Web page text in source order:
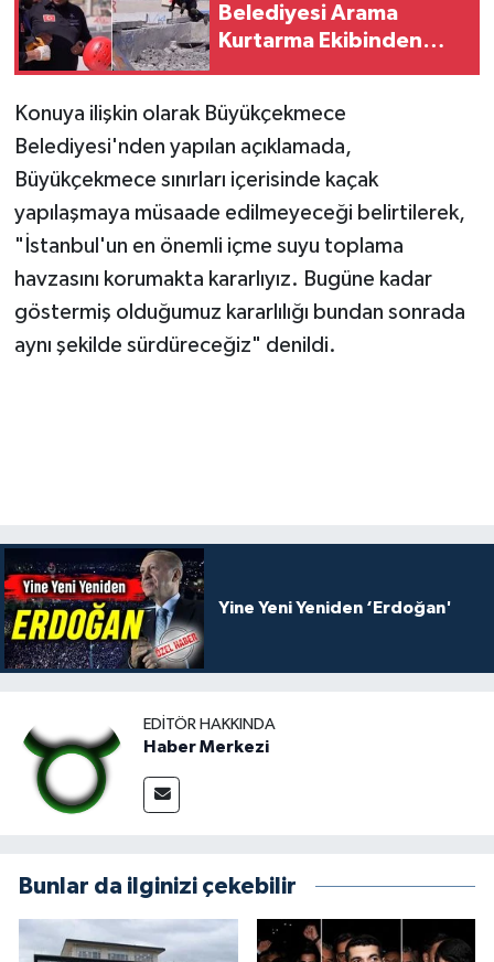
Belediyesi Arama
Kurtarma Ekibinden
Konuya ilişkin olarak Büyükçekmece
Belediyesi'nden yapılan açıklamada,
Büyükçekmece sınırları içerisinde kaçak
yapılaşmaya müsaade edilmeyeceği belirtilerek,
"İstanbul'un en önemli içme suyu toplama
havzasını korumakta kararlıyız. Bugüne kadar
göstermiş olduğumuz kararlılığı bundan sonrada
aynı şekilde sürdüreceğiz" denildi.
Yine Yeni Yeniden ‘Erdoğan'
EDITÖR HAKKINDA
Haber Merkezi
Bunlar da ilginizi çekebilir